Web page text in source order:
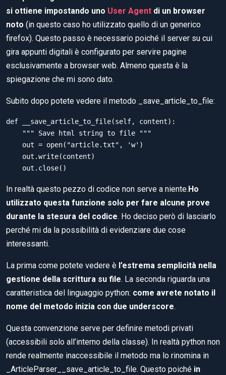
si ottiene impostando uno User Agent di un browser
noto (in questo caso ho utilizzato quello di un generico
firefox). Questo passo è necessario poiché il server su cui
gira appunti digitali è configurato per servire pagine
esclusivamente a browser web. Almeno questa è la
spiegazione che mi sono dato.
Subito dopo potete vedere il metodo _save_article_to_file:
def __save_article_to_file(self, content):
    """ Save html string to file """
    out = open("article.txt", 'w')
    out.write(content)
In realtà questo pezzo di codice non serve a niente.Ho
utilizzato questa funzione solo per fare alcune prove
durante la stesura del codice. Ho deciso però di lasciarlo
perché mi da la possibilità di evidenziare due cose
interessanti.
La prima come potete vedere è l’estrema semplicità nella
gestione della scrittura su file. La seconda riguarda una
caratteristica del linguaggio python: come avrete notato il
nome del metodo inizia con due underscore.
Questa convenzione serve per definire metodi privati
(accessibili solo all’interno della classe). In realtà python non
rende realmente inaccessibile il metodo ma lo rinomina in
_ArticleParser__save_article_to_file. Questo poiché in